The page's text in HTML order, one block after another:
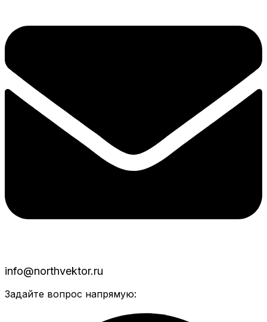
info@northvektor.ru
Задайте вопрос напрямую: